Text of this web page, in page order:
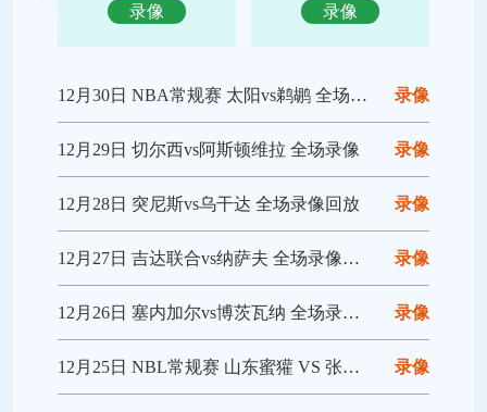
录像
录像
录像
12月30日 NBA常规赛 太阳vs鹈鹕 全场录像回放
录像
12月29日 切尔西vs阿斯顿维拉 全场录像
录像
12月28日 突尼斯vs乌干达 全场录像回放
录像
12月27日 吉达联合vs纳萨夫 全场录像回放
录像
12月26日 塞内加尔vs博茨瓦纳 全场录像回放
录像
12月25日 NBL常规赛 山东蜜獾 VS 张家口体文旅 全场录像